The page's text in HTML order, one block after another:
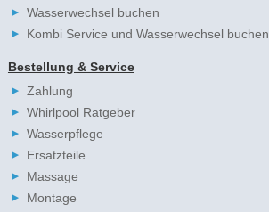
Wasserwechsel buchen
Kombi Service und Wasserwechsel buchen
Bestellung & Service
Zahlung
Whirlpool Ratgeber
Wasserpflege
Ersatzteile
Massage
Montage